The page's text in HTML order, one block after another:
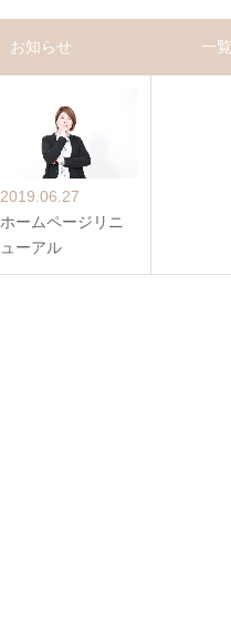
お知らせ 一
2019.06.27
ホームページリニ
ューアル